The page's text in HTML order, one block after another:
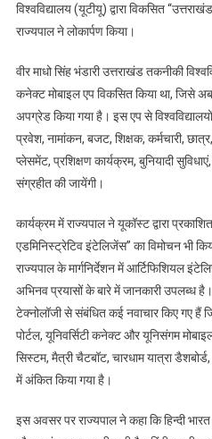
‘‘उत्तराखंड
यूनिवर्सिटी
डैशबोर्ड
का
लोकार्पण
विश्वविद्यालय (यूटीयू) द्वारा विकसित
राज्यपाल ने लोकार्पण किया।
वीर माधो सिंह भंडारी उत्तराखंड तकनीकी
कनेक्ट मोबाइल एप विकसित किया था, जिसेअब
अपग्रेड किया गया है। इस एप से
प्रवेश, नामांकन, बजट, शिक्षक, कर्मचारी,
प्लेसमेंट, प्रशिक्षण कार्यक्रम, बुनियादी
संग्रहीत की जायेंगी।
कार्यक्रम में राज्यपाल ने यूकॉस्ट द्वारा
एडमिनिस्ट्रेटिव इंटेलिजेंस’’ का विमोचन भी
राज्यपाल के मार्गनिर्देशन में आर्टिफिशियल
अभिनव प्रयासों के बारे में जानकारी उपलब्ध
टेक्नोलॉजी से संबंधित कई नवाचार किए गए हैं
पोर्टल, यूनिवर्सिटी कनेक्ट और यूनिसंगम
सिस्टम, मैत्री चैटबॉट, चारधाम यात्रा
में अंकित किया गया है।
इस अवसर पर राज्यपाल ने कहा कि हिन्दी भारत